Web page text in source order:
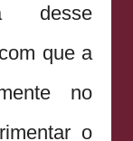
desse
que a
no
o